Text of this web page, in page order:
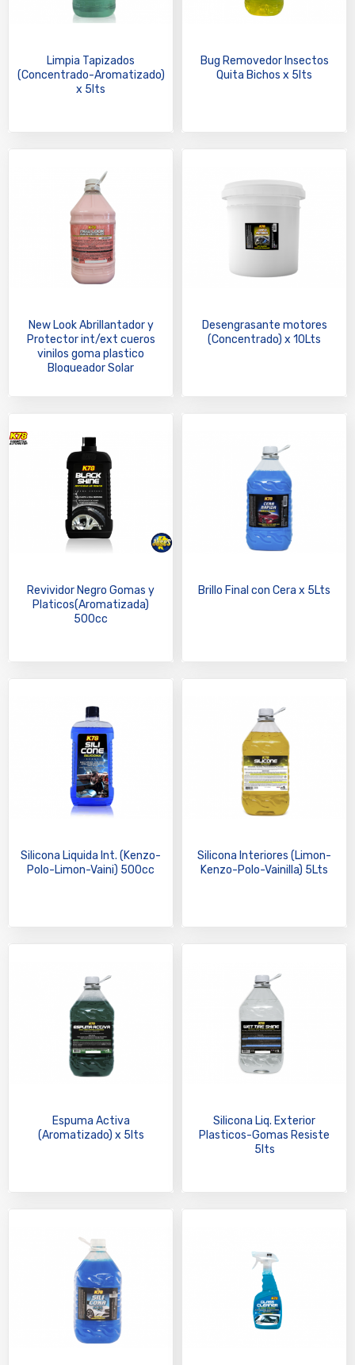
Limpia Tapizados
(Concentrado-Aromatizado)
x 5lts
Bug Removedor Insectos
Quita Bichos x 5lts
New Look Abrillantador y
Protector int/ext cueros
vinilos goma plastico
Bloqueador Solar
Desengrasante motores
(Concentrado) x 10Lts
Revividor Negro Gomas y
Platicos(Aromatizada)
500cc
Brillo Final con Cera x 5Lts
Silicona Liquida Int. (Kenzo-
Polo-Limon-Vaini) 500cc
Silicona Interiores (Limon-
Kenzo-Polo-Vainilla) 5Lts
Espuma Activa
(Aromatizado) x 5lts
Silicona Liq. Exterior
Plasticos-Gomas Resiste
5lts